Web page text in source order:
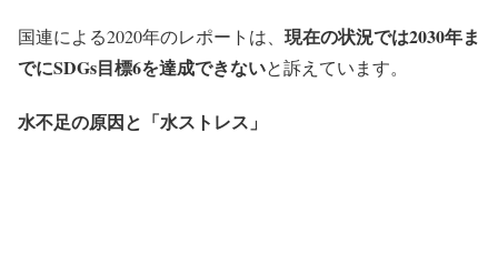
国連による2020年のレポートは、 現在の状況では2030年ま
でにSDGs目標6を達成できないと訴えています。
水不足の原因と「水ストレス」